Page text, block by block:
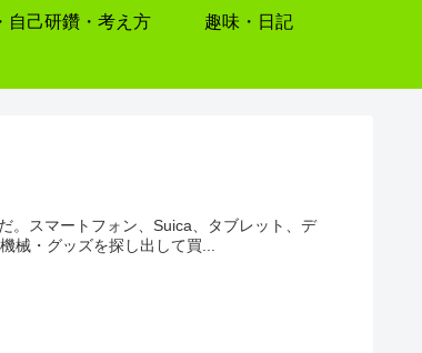
自己研鑽・考え方 趣味・日記
。スマートフォン、Suica、タブレット、デ
械・グッズを探し出して買...